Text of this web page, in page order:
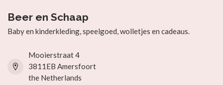
Beer en Schaap
Baby en kinderkleding, speelgoed, wolletjes en cadeaus.
Mooierstraat 4
3811EB Amersfoort
the Netherlands